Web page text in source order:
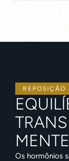
REPOSIÇÃO
MENTE
Os hormônios